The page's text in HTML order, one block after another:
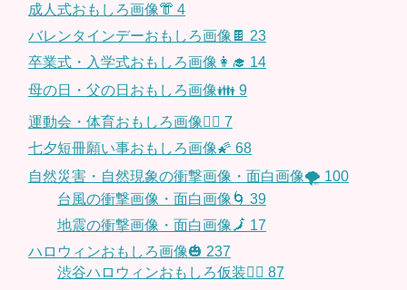
成人式おもしろ画像👘 4
バレンタインデーおもしろ画像🍫 23
卒業式・入学式おもしろ画像👩‍🎓 14
母の日・父の日おもしろ画像👪 9
運動会・体育おもしろ画像🤸‍♂️ 7
七夕短冊願い事おもしろ画像🌠 68
自然災害・自然現象の衝撃画像・面白画像🌪 100
台風の衝撃画像・面白画像🌀 39
地震の衝撃画像・面白画像🗾 17
ハロウィンおもしろ画像🎃 237
渋谷ハロウィンおもしろ仮装👯‍♂️ 87